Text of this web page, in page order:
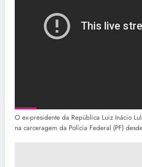
O ex-presidente da República Luiz Inácio
na carceragem da Polícia Federal (PF)